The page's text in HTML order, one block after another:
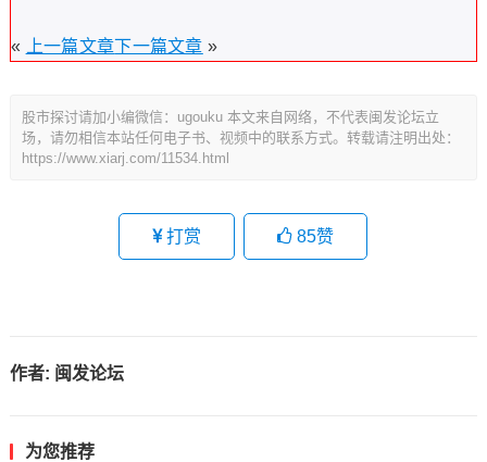
« 上一篇文章下一篇文章 »
股市探讨请加小编微信：ugouku 本文来自网络，不代表闽发论坛立
场，请勿相信本站任何电子书、视频中的联系方式。转载请注明出处：
https://www.xiarj.com/11534.html
打赏 85赞
作者: 闽发论坛
为您推荐